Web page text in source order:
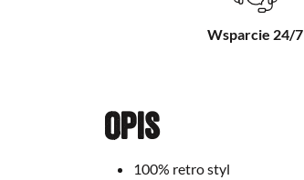
Wsparcie 24/7
Opis
100% retro styl